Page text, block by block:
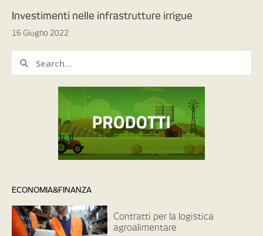
Investimenti nelle infrastrutture irrigue
16 Giugno 2022
ECONOMIA&FINANZA
Contratti per la logistica
agroalimentare